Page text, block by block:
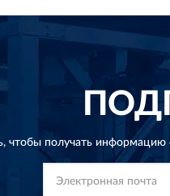
чтобы получать информацию